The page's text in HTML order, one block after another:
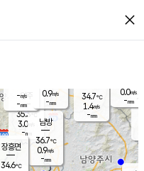
close
양주
35.3℃
3.0
-mm
34.7℃
1.4m/s
-mm
0.0m/s
-mm
남방
36.7℃
0.9m/s
-mm
장흥면
34.6℃
-m/s
-mm
0.9m/s
-mm